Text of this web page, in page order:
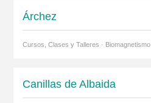
Árchez
Cursos, Clases y Talleres · Biomagnetismo
Canillas de Albaida